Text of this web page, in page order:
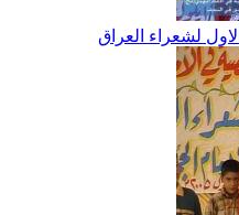
لشعراء العراق